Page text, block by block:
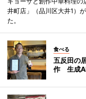
井町店」（品川区大井1）
た。
食べる
五反田の
作 生成